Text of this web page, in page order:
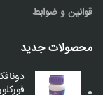
قوانین و ضوابط
محصولات جدید